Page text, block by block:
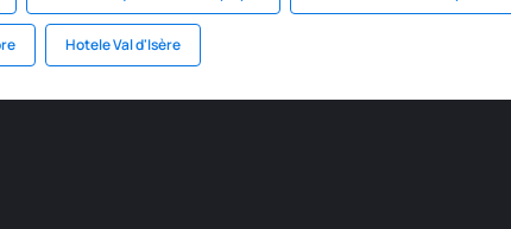
Hotele Val d'Isère